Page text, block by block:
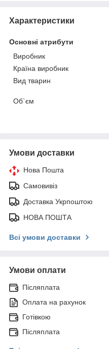
Характеристики
Основні атрибути
Виробник
Країна виробник
Вид тварин
Об`єм
Умови доставки
Нова Пошта
Самовивіз
Доставка Укрпоштою
НОВА ПОШТА
Всі умови доставки
Умови оплати
Післяплата
Оплата на рахунок
Готівкою
Післяплата